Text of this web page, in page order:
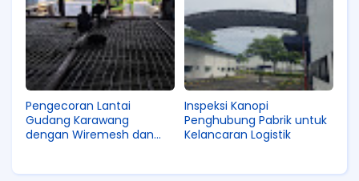
Pengecoran Lantai
Gudang Karawang
dengan Wiremesh dan
Inspeksi Kanopi
Penghubung Pabrik untuk
Kelancaran Logistik